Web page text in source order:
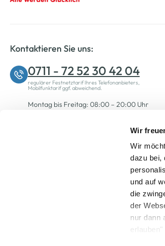
Wir
Wir
dazu bei,
und auf
die
der
nur dann
Kontaktieren Sie uns:
0711 - 72 52 30 42 04
regulärer Festnetztarif Ihres Telefonanbieters,
Mobilfunktarif ggf. abweichend.
Montag bis Freitag: 08:00 – 20:00 Uhr